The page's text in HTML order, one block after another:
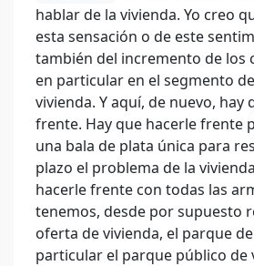
hablar de la vivienda. Yo creo
esta sensación o de este
también del incremento de los
en particular en el segmento
vivienda. Y aquí, de nuevo, hay
frente. Hay que hacerle frente
una bala de plata única para
plazo el problema de la
hacerle frente con todas las
tenemos, desde por supuesto
oferta de vivienda, el parque
particular el parque público de